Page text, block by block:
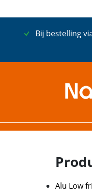
Bij bestelling
Alu Low